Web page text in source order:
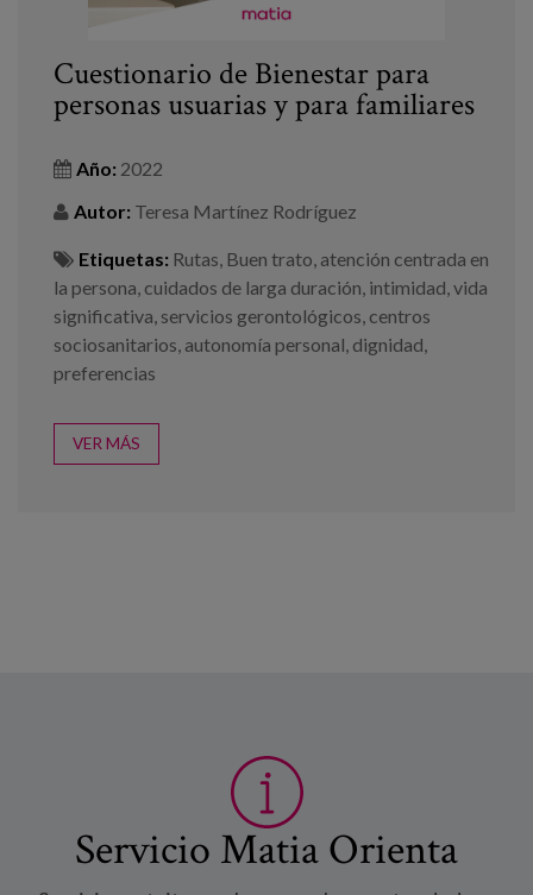
Cuestionario de Bienestar para
personas usuarias y para familiares
Año: 2022
Autor: Teresa Martínez Rodríguez
Etiquetas: Rutas, Buen trato, atención centrada en
la persona, cuidados de larga duración, intimidad,vida
significativa, servicios gerontológicos, centros
sociosanitarios, autonomía personal, dignidad,
preferencias
VER MÁS
Servicio Matia Orienta